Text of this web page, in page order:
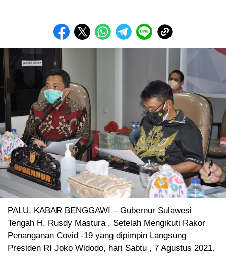
PALU, KABAR BENGGAWI – Gubernur Sulawesi
Tengah H. Rusdy Mastura , Setelah Mengikuti Rakor
Penanganan Covid -19 yang dipimpin Langsung
Presiden RI Joko Widodo, hari Sabtu , 7 Agustus 2021.